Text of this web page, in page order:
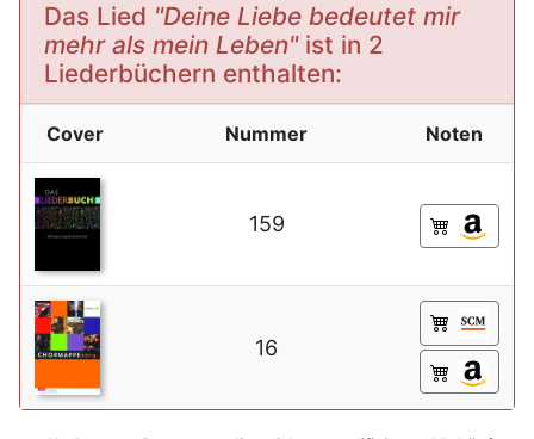
Das Lied "Deine Liebe bedeutet mir
mehr als mein Leben"ist in 2
Liederbüchern enthalten:
Cover Nummer Noten
159
16